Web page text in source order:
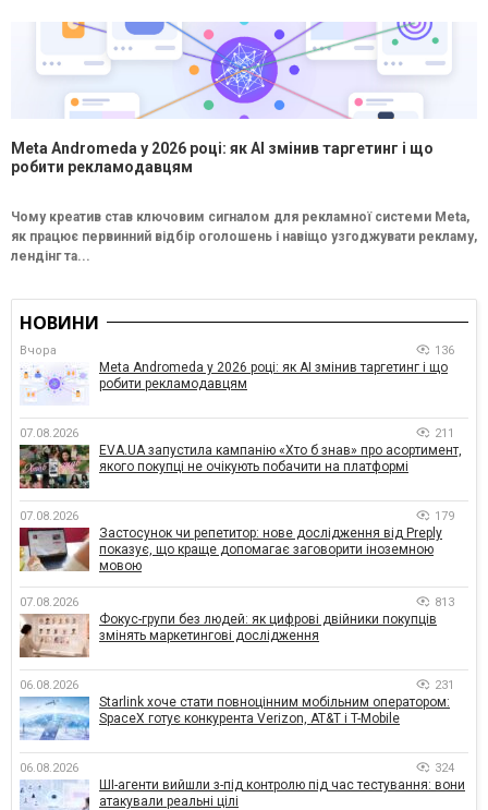
Meta Andromeda у 2026 році: як AI змінив таргетинг і що
робити рекламодавцям
Чому креатив став ключовим сигналом для рекламної системи Meta,
як працює первинний відбір оголошень і навіщо узгоджувати рекламу,
лендінг та...
НОВИНИ
Вчора 136
Meta Andromeda у 2026 році: як AI змінив таргетинг і що
робити рекламодавцям
07.08.2026 211
EVA.UA запустила кампанію «Хто б знав» про асортимент,
якого покупці не очікують побачити на платформі
07.08.2026 179
Застосунок чи репетитор: нове дослідження від Preply
показує, що краще допомагає заговорити іноземною
мовою
07.08.2026 813
Фокус-групи без людей: як цифрові двійники покупців
змінять маркетингові дослідження
06.08.2026 231
Starlink хоче стати повноцінним мобільним оператором:
SpaceX готує конкурента Verizon, AT&T і T-Mobile
06.08.2026 324
ШІ-агенти вийшли з-під контролю під час тестування: вони
атакували реальні цілі